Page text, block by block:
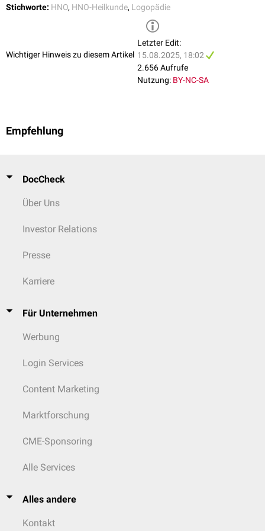
Stichworte: HNO, HNO-Heilkunde, Logopädie
Wichtiger Hinweis zu diesem Artikel
Letzter Edit:
15.08.2025, 18:02
2.656 Aufrufe
Nutzung: BY-NC-SA
Empfehlung
DocCheck
Über Uns
Investor Relations
Presse
Karriere
Für Unternehmen
Werbung
Login Services
Content Marketing
Marktforschung
CME-Sponsoring
Alle Services
Alles andere
Kontakt